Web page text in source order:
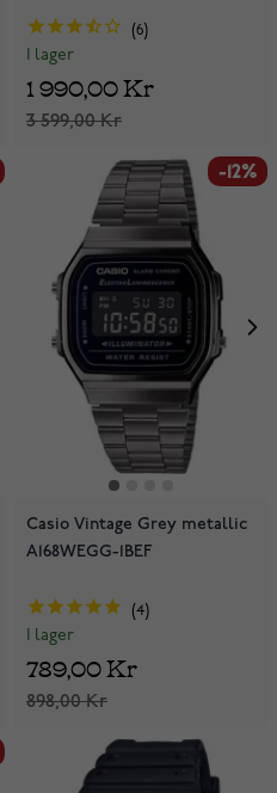
6
I lager
3 599,00 Kr
1 990,00 Kr
-12%
Casio Vintage Grey metallic
A168WEGG-1BEF
4
I lager
898,00 Kr
789,00 Kr